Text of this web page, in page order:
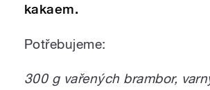
kakaem.
Potřebujeme:
300 g vařených brambor,